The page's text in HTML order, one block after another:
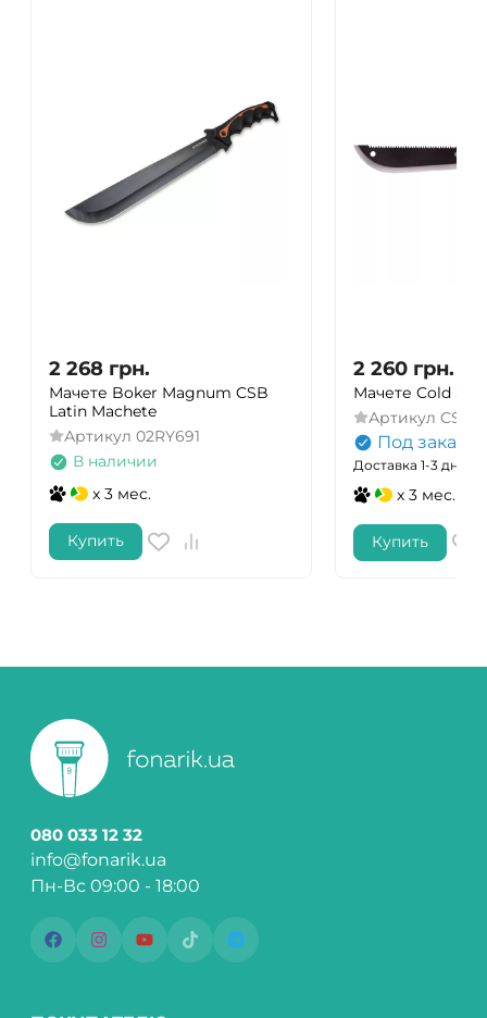
2 268 грн.
Мачете Boker Magnum CSB
Latin Machete
Артикул 02RY691
В наличии
x 3 мес.
Купить
2 260 грн.
Мачете Cold
Артикул CS-
Под заказ
Доставка 1-3 дня
x 3 мес.
Купить
080 033 12 32
info@fonarik.ua
Пн-Вс 09:00 - 18:00